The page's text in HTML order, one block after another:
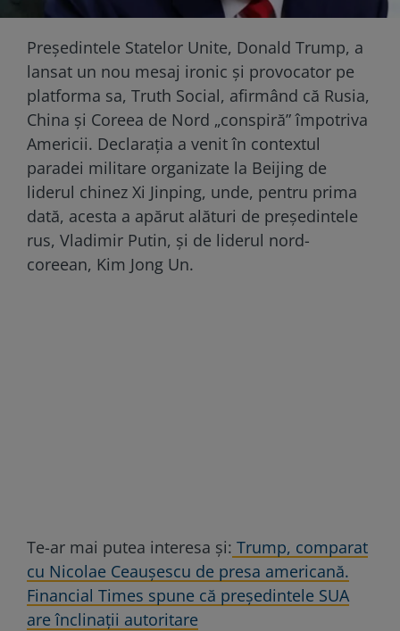
Președintele Statelor Unite, Donald Trump, a
lansat un nou mesaj ironic și provocator pe
platforma sa, Truth Social, afirmând că Rusia,
China și Coreea de Nord „conspiră” împotriva
Americii. Declarația a venit în contextul
paradei militare organizate la Beijing de
liderul chinez Xi Jinping, unde, pentru prima
dată, acesta a apărut alături de președintele
rus, Vladimir Putin, și de liderul nord-
coreean, Kim Jong Un.
Te-ar mai putea interesa și: Trump, comparat
cu Nicolae Ceaușescu de presa americană.
Financial Times spune că președintele SUA
are înclinații autoritare